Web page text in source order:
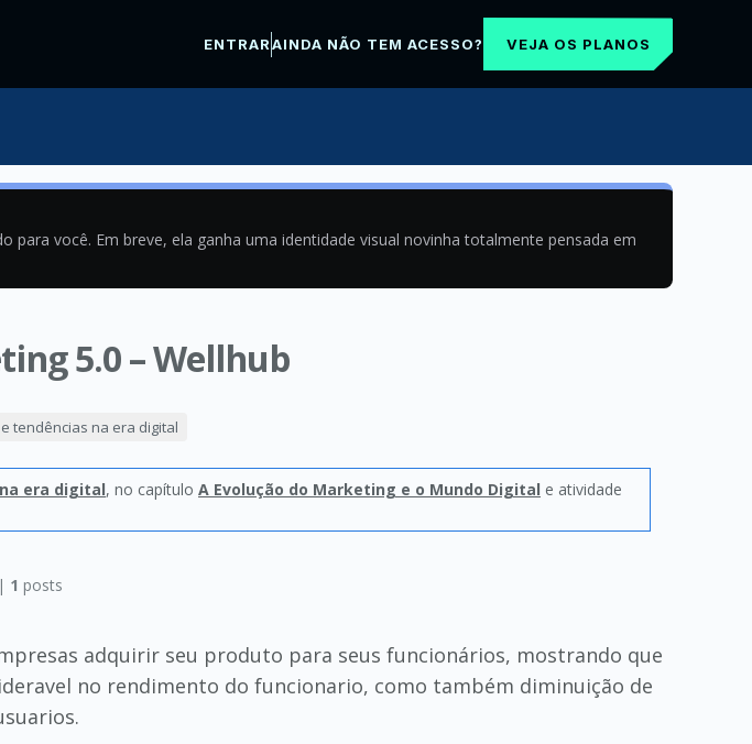
ENTRARAINDA NÃO TEM ACESSO? VEJA OS PLANOS
você. Em breve, ela ganha uma identidade visual novinha totalmente pensada em
5.0 – Wellhub
tendências na era digital
era digital, no capítulo A Evolução do Marketing e o Mundo Digital e atividade
1 posts
adquirir seu produto para seus funcionários, mostrando que
no rendimento do funcionario, como também diminuição de